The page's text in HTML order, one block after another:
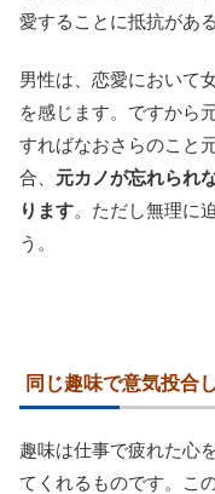
愛することに抵抗があ
男性は、恋愛において
を感じます。ですから
すればなおさらのこと
合、 元カノが忘れられ
ります。ただし無理に
う。
同じ趣味で意気投合
趣味は仕事で疲れた心
てくれるものです。こ